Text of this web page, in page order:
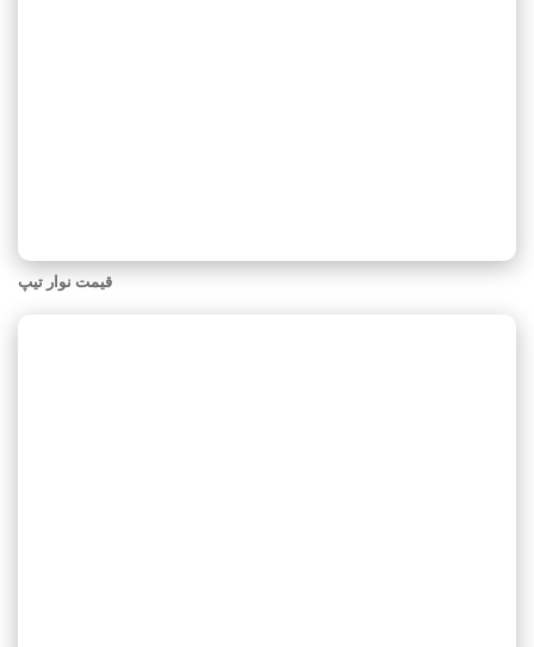
قیمت نوار تیپ